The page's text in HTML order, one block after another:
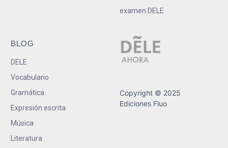
examen DELE
BLOG
DELE
Vocabulario
Gramática
Expresión escrita
Música
Literatura
Copyright © 2025
Ediciones Fluo